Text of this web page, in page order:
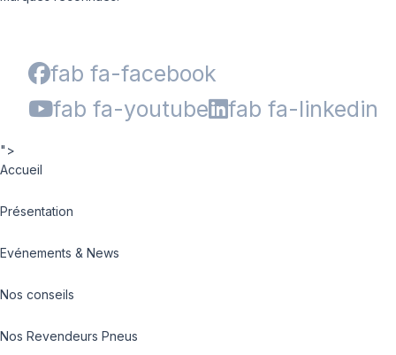
fab fa-facebook
fab fa-youtube
fab fa-linkedin
">
Accueil
Présentation
Evénements & News
Nos conseils
Nos Revendeurs Pneus